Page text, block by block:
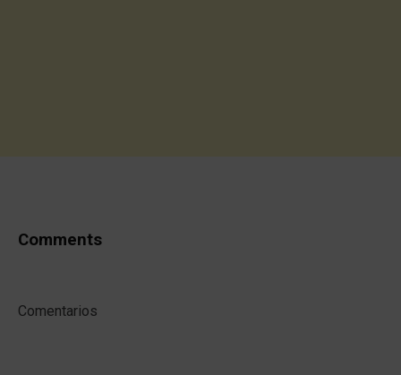
Comments
Comentarios